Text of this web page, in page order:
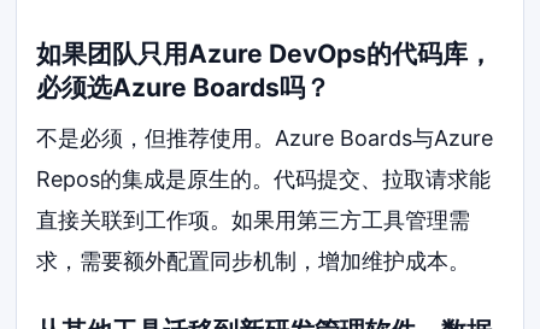
如果团队只用Azure DevOps的代码库，
必须选Azure Boards吗？
不是必须，但推荐使用。Azure Boards与Azure
Repos的集成是原生的。代码提交、拉取请求能
直接关联到工作项。如果用第三方工具管理需
求，需要额外配置同步机制，增加维护成本。